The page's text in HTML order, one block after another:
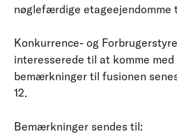
nøglefærdige etageejendomme
Konkurrence- og
interesserede til at komme
bemærkninger til fusionen
12.
Bemærkninger sendes til: